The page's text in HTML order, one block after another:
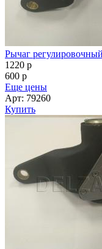
Рычаг
1220 p
600 p
Еще цены
Арт: 79260
Купить